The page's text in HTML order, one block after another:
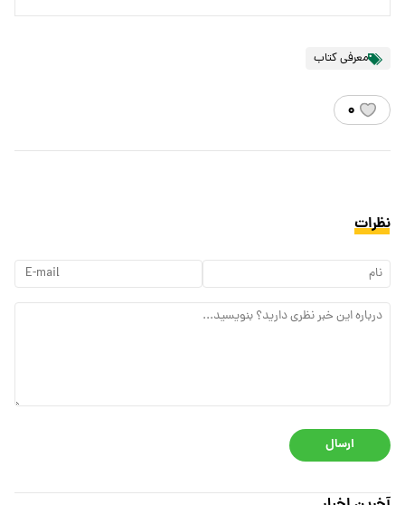
معرفی کتاب
۰
نظرات
ارسال